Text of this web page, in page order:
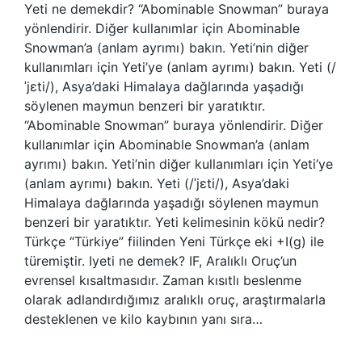
Yeti ne demekdir? “Abominable Snowman” buraya
yönlendirir. Diğer kullanımlar için Abominable
Snowman’a (anlam ayrımı) bakın. Yeti’nin diğer
kullanımları için Yeti’ye (anlam ayrımı) bakın. Yeti (/
ˈjɛti/), Asya’daki Himalaya dağlarında yaşadığı
söylenen maymun benzeri bir yaratıktır.
“Abominable Snowman” buraya yönlendirir. Diğer
kullanımlar için Abominable Snowman’a (anlam
ayrımı) bakın. Yeti’nin diğer kullanımları için Yeti’ye
(anlam ayrımı) bakın. Yeti (/ˈjɛti/), Asya’daki
Himalaya dağlarında yaşadığı söylenen maymun
benzeri bir yaratıktır. Yeti kelimesinin kökü nedir?
Türkçe “Türkiye” fiilinden Yeni Türkçe eki +I(g) ile
türemiştir. Iyeti ne demek? IF, Aralıklı Oruç’un
evrensel kısaltmasıdır. Zaman kısıtlı beslenme
olarak adlandırdığımız aralıklı oruç, araştırmalarla
desteklenen ve kilo kaybının yanı sıra…